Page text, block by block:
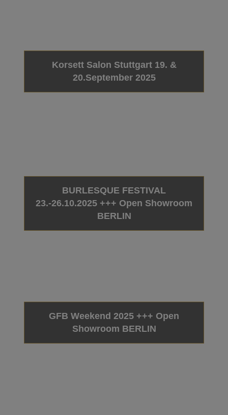
Korsett Salon Stuttgart 19. &
20.September 2025
BURLESQUE FESTIVAL
23.-26.10.2025 +++ Open Showroom
BERLIN
GFB Weekend 2025 +++ Open
Showroom BERLIN